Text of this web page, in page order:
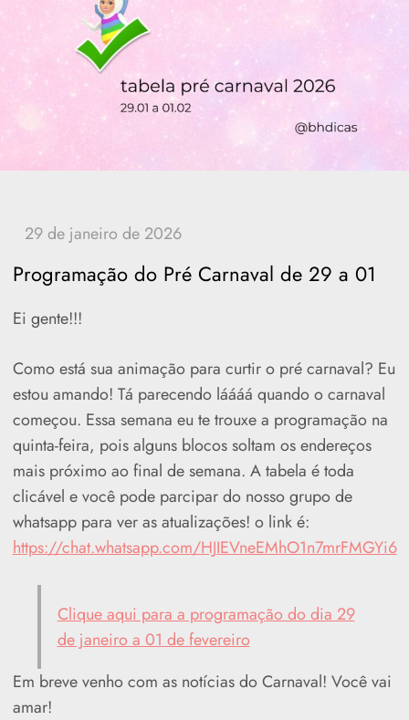
Programação do Pré Carnaval de 29 a 01
Ei gente!!!
Como está sua animação para curtir o pré carnaval? Eu
estou amando! Tá parecendo láááá quando o carnaval
começou. Essa semana eu te trouxe a programação na
quinta-feira, pois alguns blocos soltam os endereços
mais próximo ao final de semana. A tabela é toda
clicável e você pode parcipar do nosso grupo de
whatsapp para ver as atualizações! o link é:
https://chat.whatsapp.com/HJIEVneEMhO1n7mrFMGYi6
Clique aqui para a programação do dia 29
de janeiro a 01 de fevereiro
Em breve venho com as notícias do Carnaval! Você vai
amar!